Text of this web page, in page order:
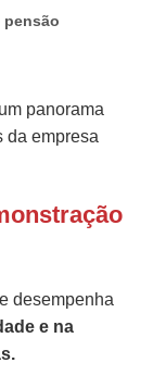
panorama
da empresa
desempenha
e na